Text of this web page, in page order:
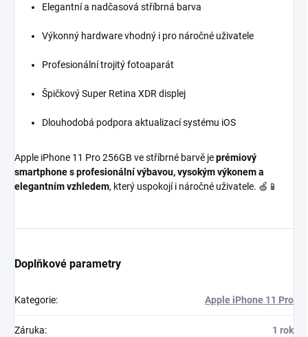
Elegantní a nadčasová stříbrná barva
Výkonný hardware vhodný i pro náročné uživatele
Profesionální trojitý fotoaparát
Špičkový Super Retina XDR displej
Dlouhodobá podpora aktualizací systému iOS
Apple iPhone 11 Pro 256GB ve stříbrné barvě jeprémiový
smartphone s profesionální výbavou, vysokým výkonem a
elegantním vzhledem, který uspokojí i náročné uživatele. 🍏📱
Doplňkové parametry
Kategorie: Apple iPhone 11 Pro
Záruka: 1 rok